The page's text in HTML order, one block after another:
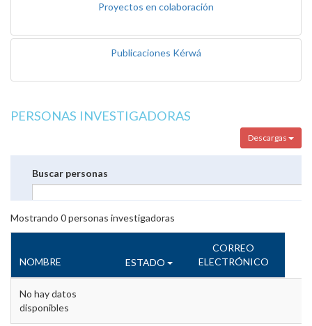
Proyectos en colaboración
Publicaciones Kérwá
PERSONAS INVESTIGADORAS
Descargas
Buscar personas
Mostrando 0personas investigadoras
NOMBRE ESTADO
CORREO
ELECTRÓNICO
No hay datos
disponibles